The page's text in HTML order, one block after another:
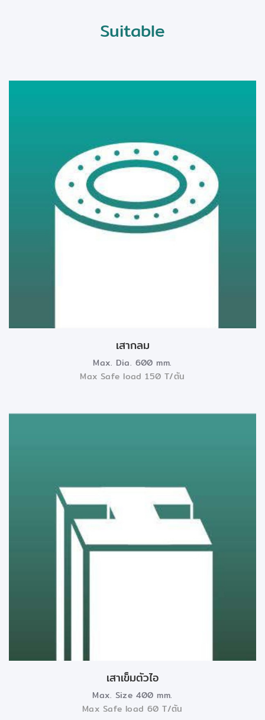
Suitable
เสากลม
Max. Dia. 600 mm.
Max Safe load 150 T/ตัน
เสาเข็มตัวไอ
Max. Size 400 mm.
Max Safe load 60 T/ตัน